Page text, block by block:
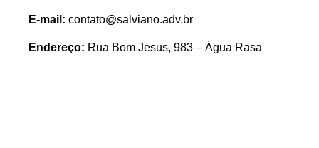
E-mail: contato@salviano.adv.br
Endereço: Rua Bom Jesus, 983 – Água Rasa